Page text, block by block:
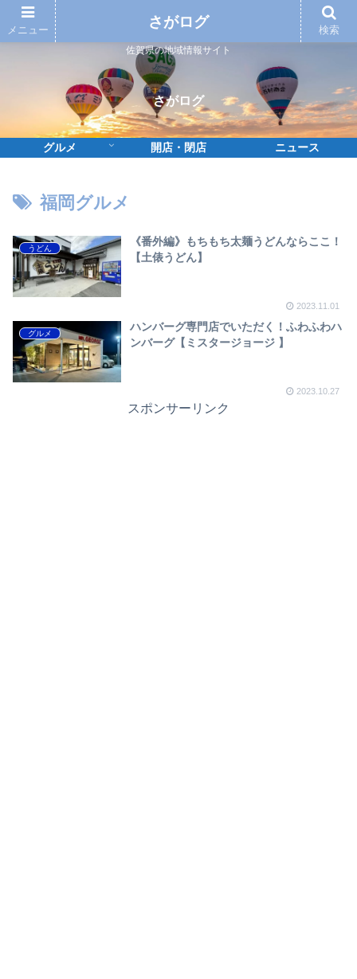
佐賀県の地域情報サイト
さがログ
グルメ 開店・閉店 ニュース
福岡グルメ
うどん
《番外編》もちもち太麺うどんならここ！
【土俵うどん】
2023.11.01
グルメ
ハンバーグ専門店でいただく！ふわふわハ
ンバーグ【ミスタージョージ 】
2023.10.27
スポンサーリンク
メニュー さがログ 検索